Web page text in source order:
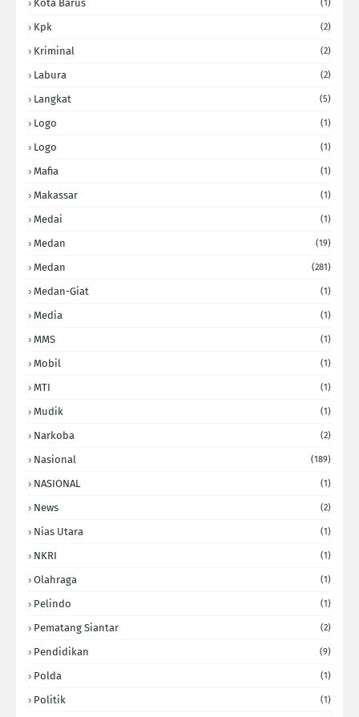
Kota Barus (1)
Kpk (2)
Kriminal (2)
Labura (2)
Langkat (5)
Logo (1)
Logo (1)
Mafia (1)
Makassar (1)
Medai (1)
Medan (19)
Medan (281)
Medan-Giat (1)
Media (1)
MMS (1)
Mobil (1)
MTI (1)
Mudik (1)
Narkoba (2)
Nasional (189)
NASIONAL (1)
News (2)
Nias Utara (1)
NKRI (1)
Olahraga (1)
Pelindo (1)
Pematang Siantar (2)
Pendidikan (9)
Polda (1)
Politik (1)